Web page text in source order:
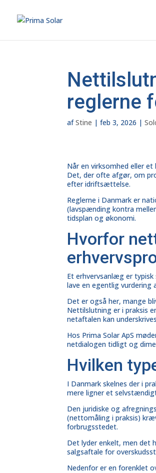
reglerne
afStine |feb 3, 2026 |
Når en virksomhed eller et
Det, der ofte afgør, om
efter idriftsættelse.
Reglerne i Danmark er
(lavspænding kontra
tidsplan og økonomi.
Hvorfor
Et erhvervsanlæg er
lave en egentlig
Det er også her, mange
Nettilslutning er i praksis
netaftalen kan
Hos Prima Solar ApS
netdialogen tidligt og
Hvilken
I Danmark skelnes der i
mere ligner et
Den juridiske og
(nettomåling i praksis)
forbrugsstedet.
Det lyder enkelt, men det
salgsaftale for
Nedenfor er en forenklet